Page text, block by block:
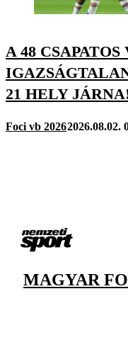
A 48 CSAPATOS
21 HELY
Foci vb 20262026.08.02.
MAGYAR